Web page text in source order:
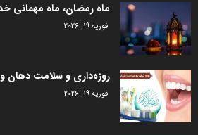
ماه رمضان، ماه مهمانی
فوریه 19, 2026
روزه‌داری و سلامت دهان
فوریه 19, 2026